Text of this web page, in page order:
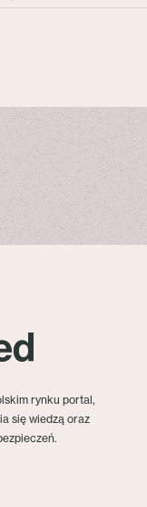
rynku portal,
się wiedzą oraz